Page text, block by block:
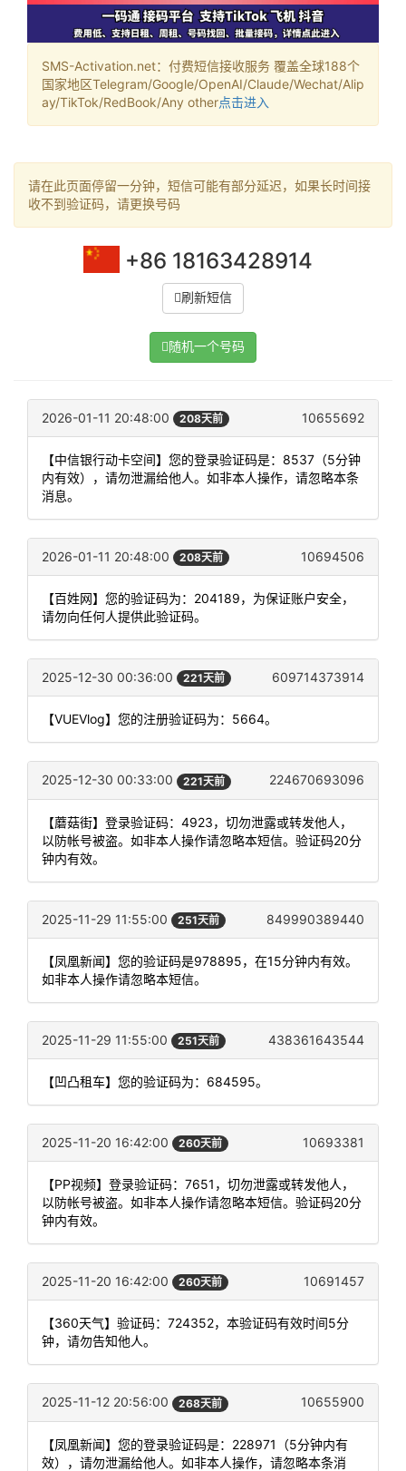
SMS-Activation.net：付费短信接收服务 覆盖全球188个
国家地区Telegram/Google/OpenAI/Claude/Wechat/Alip
ay/TikTok/RedBook/Any other点击进入
请在此页面停留一分钟，短信可能有部分延迟，如果长时间接
收不到验证码，请更换号码
+86 18163428914
刷新短信
随机一个号码
2026-01-11 20:48:00 208天前 10655692
【中信银行动卡空间】您的登录验证码是：8537（5分钟
内有效），请勿泄漏给他人。如非本人操作，请忽略本条
消息。
2026-01-11 20:48:00 208天前 10694506
【百姓网】您的验证码为：204189，为保证账户安全，
请勿向任何人提供此验证码。
2025-12-30 00:36:00 221天前 609714373914
【VUEVlog】您的注册验证码为：5664。
2025-12-30 00:33:00 221天前 224670693096
【蘑菇街】登录验证码：4923，切勿泄露或转发他人，
以防帐号被盗。如非本人操作请忽略本短信。验证码20分
钟内有效。
2025-11-29 11:55:00 251天前 849990389440
【凤凰新闻】您的验证码是978895，在15分钟内有效。
如非本人操作请忽略本短信。
2025-11-29 11:55:00 251天前 438361643544
【凹凸租车】您的验证码为：684595。
2025-11-20 16:42:00 260天前 10693381
【PP视频】登录验证码：7651，切勿泄露或转发他人，
以防帐号被盗。如非本人操作请忽略本短信。验证码20分
钟内有效。
2025-11-20 16:42:00 260天前 10691457
【360天气】验证码：724352，本验证码有效时间5分
钟，请勿告知他人。
2025-11-12 20:56:00 268天前 10655900
【凤凰新闻】您的登录验证码是：228971（5分钟内有
效），请勿泄漏给他人。如非本人操作，请忽略本条消